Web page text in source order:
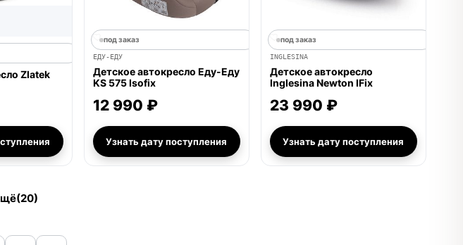
Zlatek
под заказ
ЕДУ-ЕДУ
Детское автокресло Еду-Еду
KS 575 Isofix
12 990 ₽
Узнать дату поступления
под заказ
INGLESINA
Детское автокресло
Inglesina Newton IFix
23 990 ₽
Узнать дату поступления
(20)